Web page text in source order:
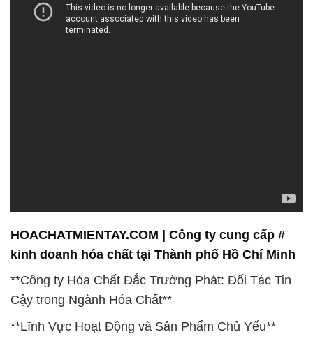
HOACHATMIENTAY.COM | Công ty cung cấp #
kinh doanh hóa chất tại Thành phố Hồ Chí Minh
**Công ty Hóa Chất Đắc Trường Phát: Đối Tác Tin
Cậy trong Ngành Hóa Chất**
**Lĩnh Vực Hoạt Động và Sản Phẩm Chủ Yếu**